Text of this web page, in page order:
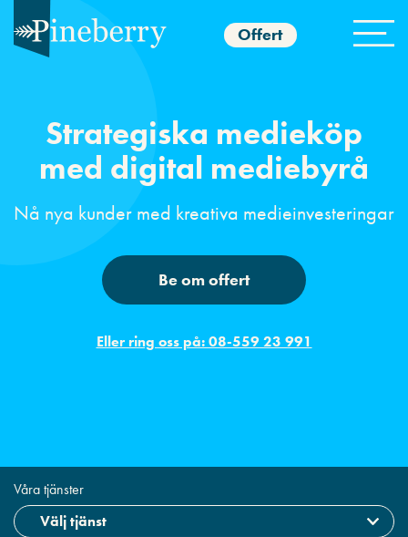
Offert
Strategiska medieköp
med digital mediebyrå
Nå nya kunder med kreativa medieinvesteringar
Be om offert
Eller ring oss på: 08-559 23 991
Våra tjänster